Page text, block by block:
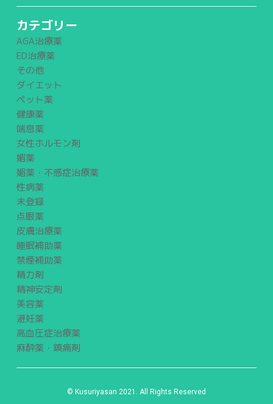
カテゴリー
AGA治療薬
ED治療薬
その他
ダイエット
ペット薬
健康薬
喘息薬
女性ホルモン剤
媚薬
媚薬・不感症治療薬
性病薬
未登録
点眼薬
皮膚治療薬
睡眠補助薬
禁煙補助薬
精力剤
精神安定剤
美容薬
避妊薬
高血圧症治療薬
麻酔薬・鎮痛剤
© Kusuriyasan 2021. All Rights Reserved